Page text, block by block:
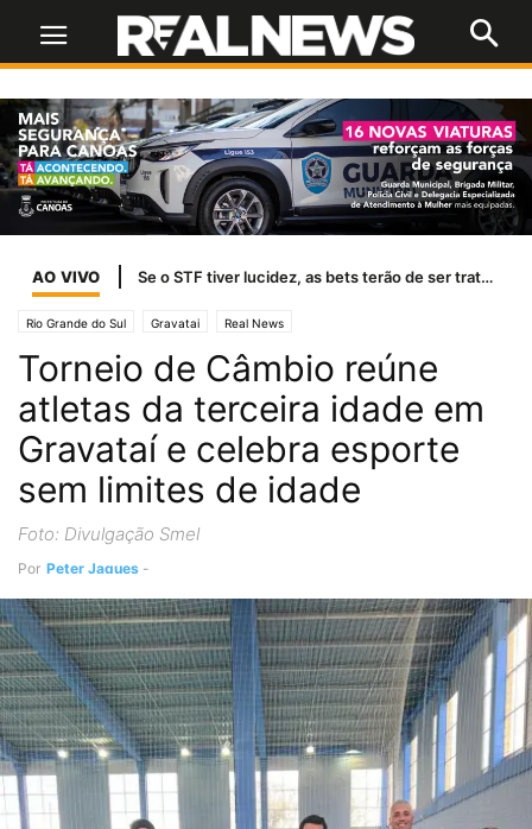
AO VIVO Se o STF tiver lucidez, as bets terão de ser tratadas como jogo de azar
Rio Grande do Sul Gravatai Real News
Torneio de Câmbio reúne
atletas da terceira idade em
Gravataí e celebra esporte
sem limites de idade
Foto: Divulgação Smel
Por Peter Jaques -